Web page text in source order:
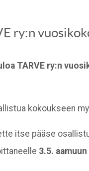
ry:n
TARVE ry:n
kokoukseen
itse pääse
3.5.